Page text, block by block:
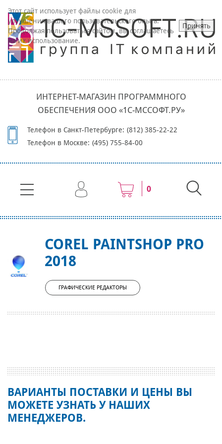
ИНТЕРНЕТ-МАГАЗИН ПРОГРАММНОГО
ОБЕСПЕЧЕНИЯ ООО «1С-МССОФТ.РУ»
Телефон в Санкт-Петербурге: (812) 385-22-22
Телефон в Москве: (495) 755-84-00
0
COREL PAINTSHOP PRO
2018
ГРАФИЧЕСКИЕ РЕДАКТОРЫ
ВАРИАНТЫ ПОСТАВКИ И ЦЕНЫ ВЫ
МОЖЕТЕ УЗНАТЬ У НАШИХ
МЕНЕДЖЕРОВ.
Этот сайт использует файлы cookie для
улучшения вашего пользовательского опыта.
Продолжая пользоваться сайтом, вы соглашаетесь
на их использование.
Принять